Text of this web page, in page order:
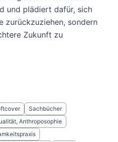
und plädiert dafür, sich
zurückzuziehen, sondern
Zukunft zu
Sachbücher
Anthroposophie